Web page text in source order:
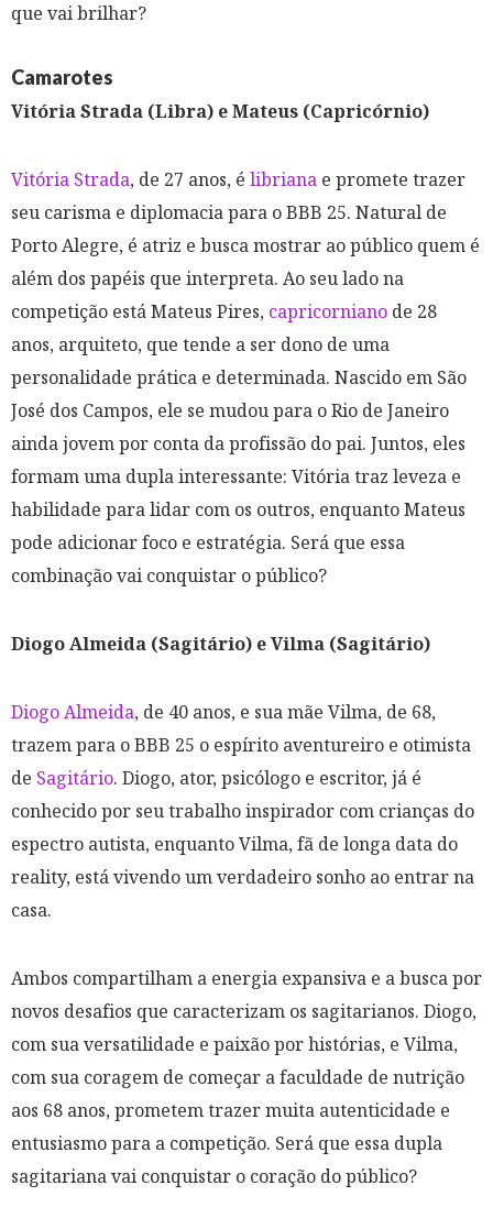
que vai brilhar?
Camarotes
Vitória Strada (Libra) e Mateus (Capricórnio)
Vitória Strada, de 27 anos, é libriana e promete trazer
seu carisma e diplomacia para o BBB 25. Natural de
Porto Alegre, é atriz e busca mostrar ao público quem é
além dos papéis que interpreta. Ao seu lado na
competição está Mateus Pires, capricorniano de 28
anos, arquiteto, que tende a ser dono de uma
personalidade prática e determinada. Nascido em São
José dos Campos, ele se mudou para o Rio de Janeiro
ainda jovem por conta da profissão do pai. Juntos, eles
formam uma dupla interessante: Vitória traz leveza e
habilidade para lidar com os outros, enquanto Mateus
pode adicionar foco e estratégia. Será que essa
combinação vai conquistar o público?
Diogo Almeida (Sagitário) e Vilma (Sagitário)
Diogo Almeida, de 40 anos, e sua mãe Vilma, de 68,
trazem para o BBB 25 o espírito aventureiro e otimista
de Sagitário. Diogo, ator, psicólogo e escritor, já é
conhecido por seu trabalho inspirador com crianças do
espectro autista, enquanto Vilma, fã de longa data do
reality, está vivendo um verdadeiro sonho ao entrar na
casa.
Ambos compartilham a energia expansiva e a busca por
novos desafios que caracterizam os sagitarianos. Diogo,
com sua versatilidade e paixão por histórias, e Vilma,
com sua coragem de começar a faculdade de nutrição
aos 68 anos, prometem trazer muita autenticidade e
entusiasmo para a competição. Será que essa dupla
sagitariana vai conquistar o coração do público?